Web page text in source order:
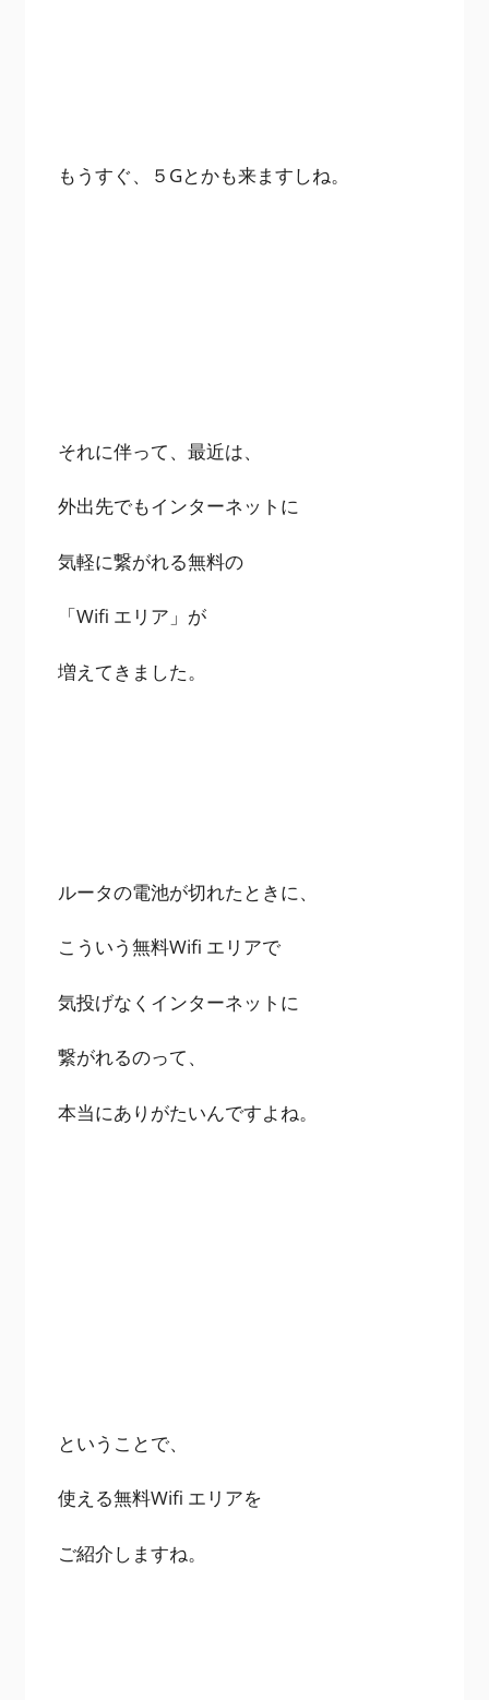
もうすぐ、５Gとかも来ますしね。
それに伴って、最近は、
外出先でもインターネットに
気軽に繋がれる無料の
「Wifi エリア」が
増えてきました。
ルータの電池が切れたときに、
こういう無料Wifi エリアで
気投げなくインターネットに
繋がれるのって、
本当にありがたいんですよね。
ということで、
使える無料Wifi エリアを
ご紹介しますね。